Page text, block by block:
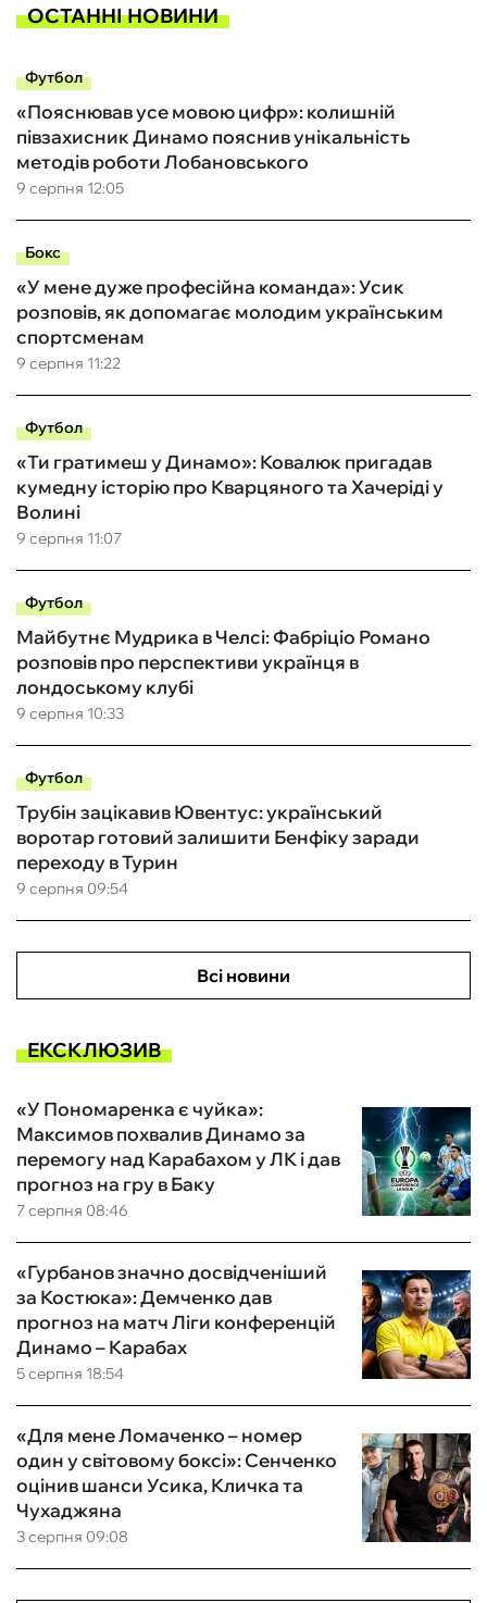
ОСТАННІ НОВИНИ
Футбол
9 серпня 12:05
«Пояснював усе мовою цифр»: колишній
півзахисник Динамо пояснив унікальність
методів роботи Лобановського
Бокс
9 серпня 11:22
«У мене дуже професійна команда»: Усик
розповів, як допомагає молодим українським
спортсменам
Футбол
9 серпня 11:07
«Ти гратимеш у Динамо»: Ковалюк пригадав
кумедну історію про Кварцяного та Хачеріді у
Волині
Футбол
9 серпня 10:33
Майбутнє Мудрика в Челсі: Фабріціо Романо
розповів про перспективи українця в
лондоському клубі
Футбол
9 серпня 09:54
Трубін зацікавив Ювентус: український
воротар готовий залишити Бенфіку заради
переходу в Турин
Всі новини
ЕКСКЛЮЗИВ
7 серпня 08:46
«У Пономаренка є чуйка»:
Максимов похвалив Динамо за
перемогу над Карабахом у ЛК і дав
прогноз на гру в Баку
5 серпня 18:54
«Гурбанов значно досвідченіший
за Костюка»: Демченко дав
прогноз на матч Ліги конференцій
Динамо – Карабах
3 серпня 09:08
«Для мене Ломаченко – номер
один у світовому боксі»: Сенченко
оцінив шанси Усика, Кличка та
Чухаджяна